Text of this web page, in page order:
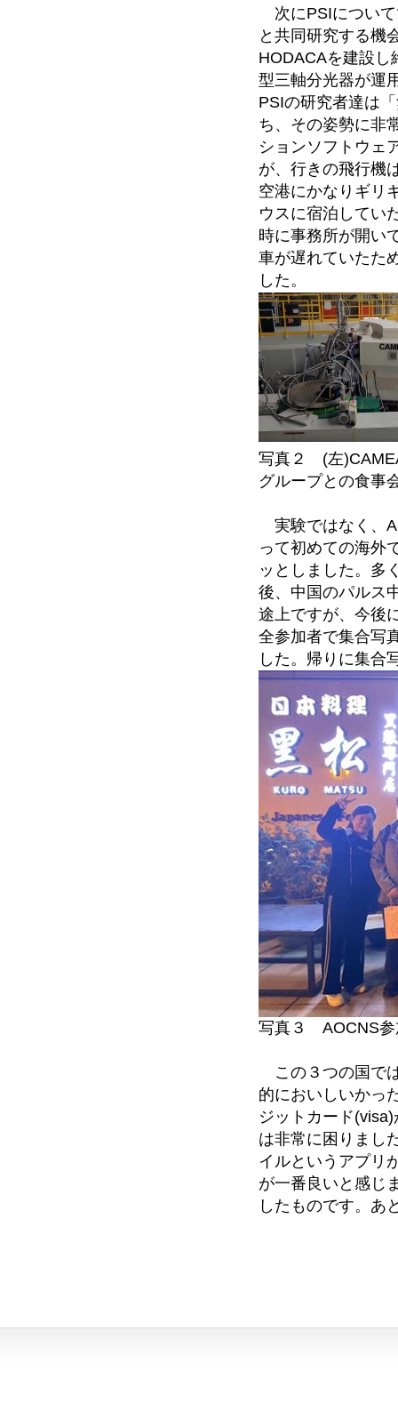
次にPSIについて
と共同研究する機
HODACAを建設し
型三軸分光器が運
PSIの研究者達は
ち、その姿勢に非
ションソフトウェ
が、行きの飛行機
空港にかなりギリ
ウスに宿泊してい
時に事務所が開い
車が遅れていたた
した。
写真２ (左
グループとの食事
実験ではなく、
って初めての海外
ッとしました。多
後、中国のパルス
途上ですが、今後
全参加者で集合写
した。帰りに集合
写真３ AOCNS参
この３つの国で
的においしいかっ
ジットカード
は非常に困りまし
イルというアプリ
が一番良いと感じ
したものです。あ